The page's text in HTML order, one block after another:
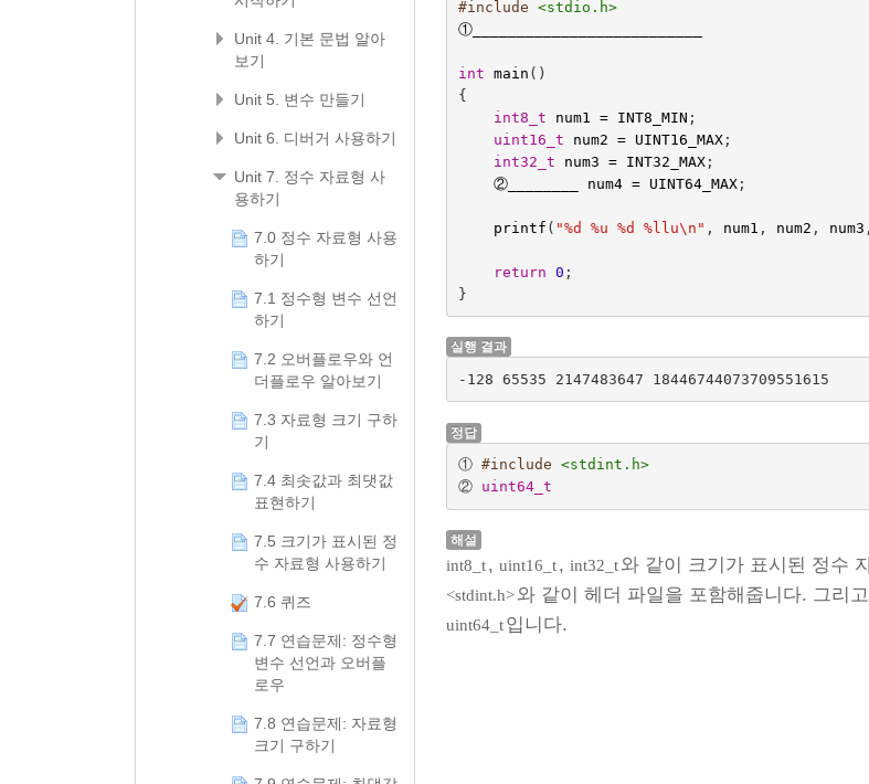
#include <stdio.h>
①__________________________
int main ()
{
int8_t
num1 = INT8_MIN ;
uint16_t
num2 = UINT16_MAX;
int32_t
num3 = INT32_MAX;
②________ num4 = UINT64_MAX;
printf ( "%d %u %d %llu\n " , num1 , num2 , num3 ,
return 0 ;
}
실행 결과
-128 65535 2147483647 18446744073709551615
정답
① #include <stdint.h>
② uint64_t
해설
int8_t,uint16_t,int32_t와 같이 크기가 표시된 정수
<stdint.h>와 같이 헤더 파일을 포함해줍니다. 그리
uint64_t입니다.
Unit 4. 기본 문법 알아
보기
Unit 5. 변수 만들기
Unit 6. 디버거 사용하기
Unit 7. 정수 자료형 사
용하기
7.0 정수 자료형 사용
하기
7.1 정수형 변수 선언
하기
7.2 오버플로우와 언
더플로우 알아보기
7.3 자료형 크기 구하
기
7.4 최솟값과 최댓값
표현하기
7.5 크기가 표시된 정
수 자료형 사용하기
7.6 퀴즈
7.7 연습문제: 정수형
변수 선언과 오버플
로우
7.8 연습문제: 자료형
크기 구하기